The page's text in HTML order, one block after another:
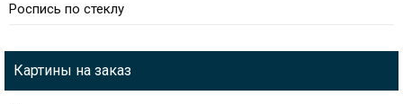
Роспись по стеклу
Картины на заказ